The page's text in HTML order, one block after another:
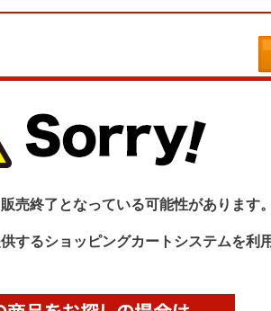
売終了となっている可能性があります。
するショッピングカートシステムを利